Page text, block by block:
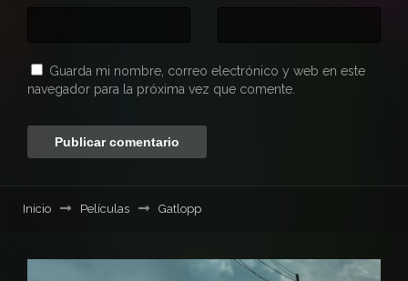
Guarda mi nombre, correo electrónico y web en este
navegador para la próxima vez que comente.
Inicio Películas Gatlopp